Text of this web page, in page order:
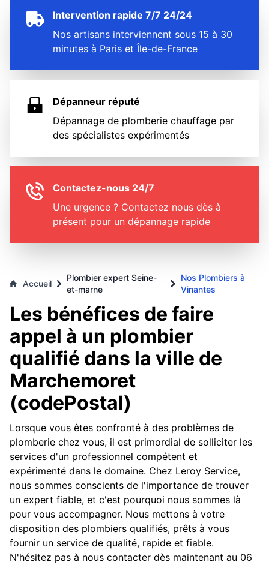
Intervention rapide 7/7 24/24
Nos artisans interviennent sous 15 à 30
minutes à Paris et Île-de-France
Dépanneur réputé
Dépannage de plomberie chauffage par
des spécialistes expérimentés
Contactez-nous 24/7
Une urgence ? Contactez nous dès à
présent pour un dépannage rapide
Accueil
Plombier expert Seine-
et-marne
Nos Plombiers à
Vinantes
Les bénéfices de faire
appel à un plombier
qualifié dans la ville de
Marchemoret
(codePostal)
Lorsque vous êtes confronté à des problèmes de
plomberie chez vous, il est primordial de solliciter les
services d'un professionnel compétent et
expérimenté dans le domaine. Chez Leroy Service,
nous sommes conscients de l'importance de trouver
un expert fiable, et c'est pourquoi nous sommes là
pour vous accompagner. Nous mettons à votre
disposition des plombiers qualifiés, prêts à vous
fournir un service de qualité, rapide et fiable.
N'hésitez pas à nous contacter dès maintenant au 06